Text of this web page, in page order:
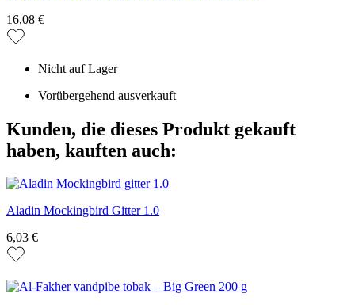
16,08 €
Nicht auf Lager
Vorübergehend ausverkauft
Kunden, die dieses Produkt gekauft
haben, kauften auch:
Aladin Mockingbird Gitter 1.0
6,03 €